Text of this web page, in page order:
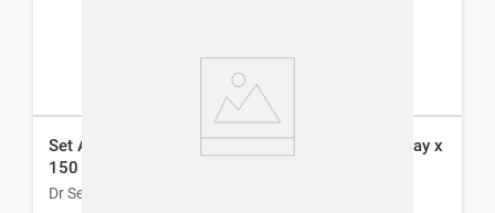
Set Aqua Di Mare No. 4 - EDT x 100 ml + Deo Spray x
150 ml
Dr Selby